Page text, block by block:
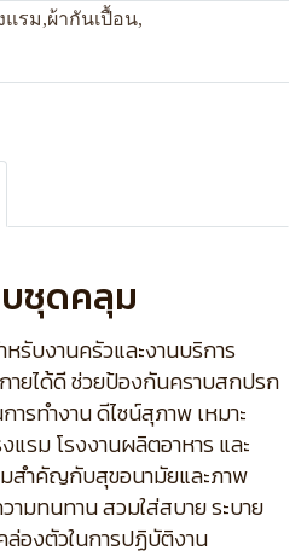
แรม,ผ้ากันเปื้อน,
ชุดคลุม
รับงานครัวและงานบริการ
ยได้ดี ช่วยป้องกันคราบสกปรก
ารทำงาน ดีไซน์สุภาพ เหมาะ
แรม โรงงานผลิตอาหาร และ
สำคัญกับสุขอนามัยและภาพ
มทนทาน สวมใส่สบาย ระบาย
ล่องตัวในการปฏิบัติงาน